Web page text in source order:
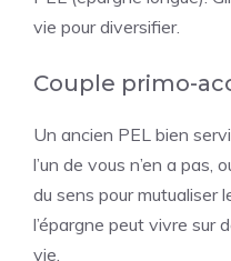
vie pour diversifier.
Couple primo-
Un ancien PEL bien
l’un de vous n’en a pas,
du sens pour mutualiser
l’épargne peut vivre sur
vie.